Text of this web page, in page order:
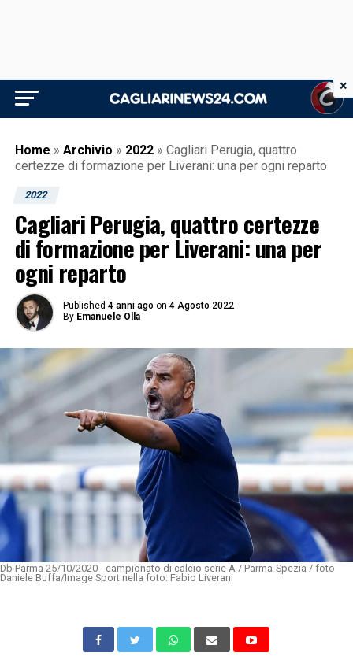
Home » Archivio » 2022 » Cagliari Perugia, quattro
certezze di formazione per Liverani: una per ogni reparto
2022
Cagliari Perugia, quattro certezze
di formazione per Liverani: una per
ogni reparto
Published 4 anni ago on 4 Agosto 2022
By Emanuele Olla
Db Parma 25/10/2020 - campionato di calcio serie A / Parma-Spezia / foto
Daniele Buffa/Image Sport nella foto: Fabio Liverani
×